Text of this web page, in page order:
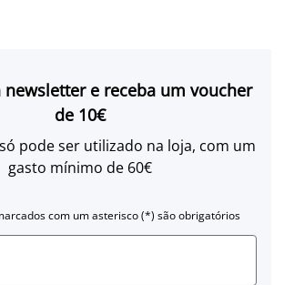
newsletter e receba um voucher
de 10€
pode ser utilizado na loja, com um
gasto mínimo de 60€
com um asterisco (*) são obrigatórios